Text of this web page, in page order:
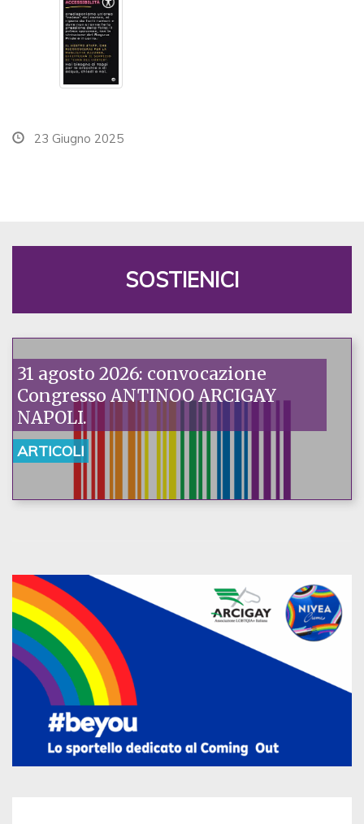
23 Giugno 2025
SOSTIENICI
31 agosto 2026: convocazione
Congresso ANTINOO ARCIGAY
NAPOLI.
ARTICOLI